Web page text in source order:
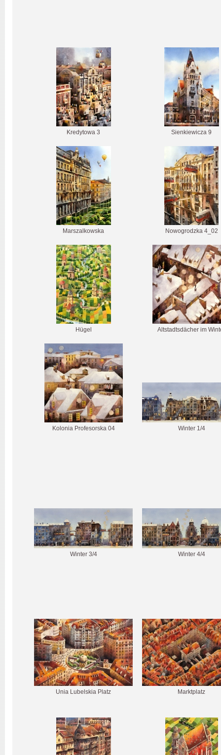
Kredytowa 3 Sienkiewicza 9
Marszalkowska Nowogrodzka 4_02
Hügel Altstadtsdächer im
Kolonia Profesorska 04 Winter 1/4
Winter 3/4 Winter 4/4
Unia Lubelskia Platz Marktplatz